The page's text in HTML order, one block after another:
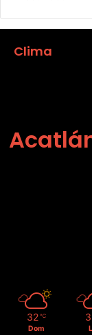
Clima
32 ℃
Dom